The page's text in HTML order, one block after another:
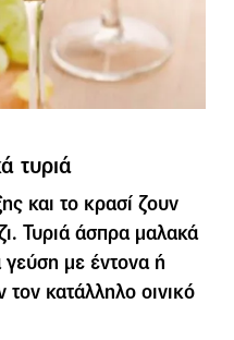
τυριά
και το κρασί ζουν
Τυριά άσπρα μαλακά
γεύση με έντονα ή
κατάλληλο οινικό